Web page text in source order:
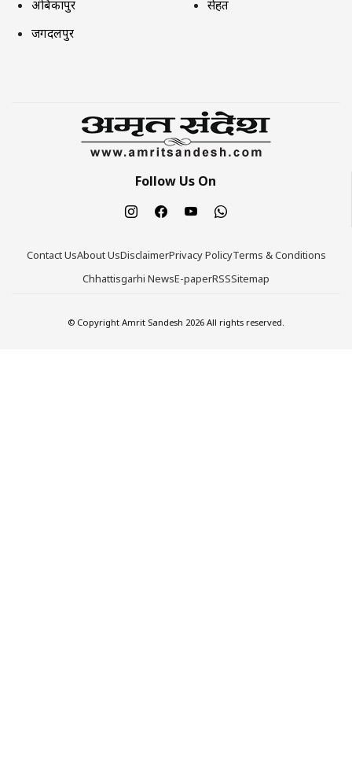
अंबिकापुर
जगदलपुर
सेहत
Follow Us On
Contact UsAbout UsDisclaimerPrivacy PolicyTerms & Conditions
Chhattisgarhi NewsE-paperRSSSitemap
© Copyright Amrit Sandesh 2026 All rights reserved.